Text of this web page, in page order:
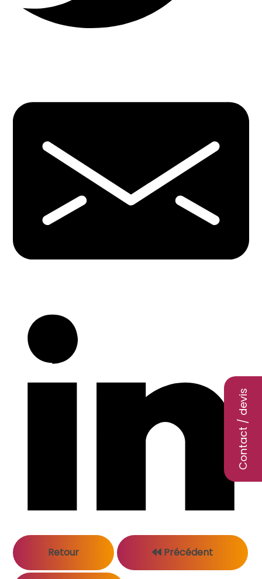
Retour Précédent
Contact / devis